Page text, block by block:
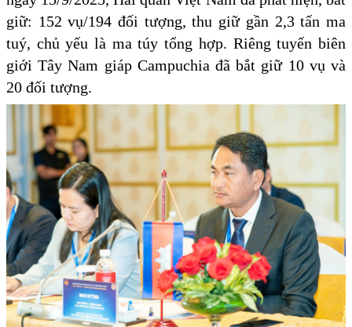
giữ: 152 vụ/194 đối tượng, thu giữ gần 2,3 tấn ma
tuý, chủ yếu là ma túy tổng hợp. Riêng tuyến biên
giới Tây Nam giáp Campuchia đã bắt giữ 10 vụ và
20 đối tượng.